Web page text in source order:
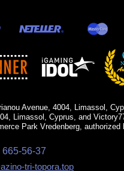
Avenue, 4004, Limassol,
Limassol, Cyprus, and
Park Vredenberg,
665-56-37
tri-topora.top